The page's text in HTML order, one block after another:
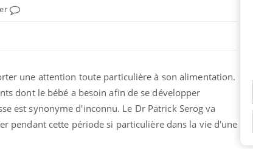
une attention toute particulière à son alimentation.
dont le bébé a besoin afin de se développer
est synonyme d'inconnu. Le Dr Patrick Serog va
pendant cette période si particulière dans la vie d'une